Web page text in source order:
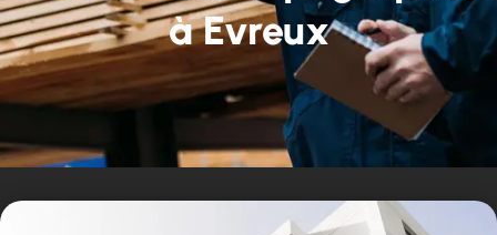
à Evreux